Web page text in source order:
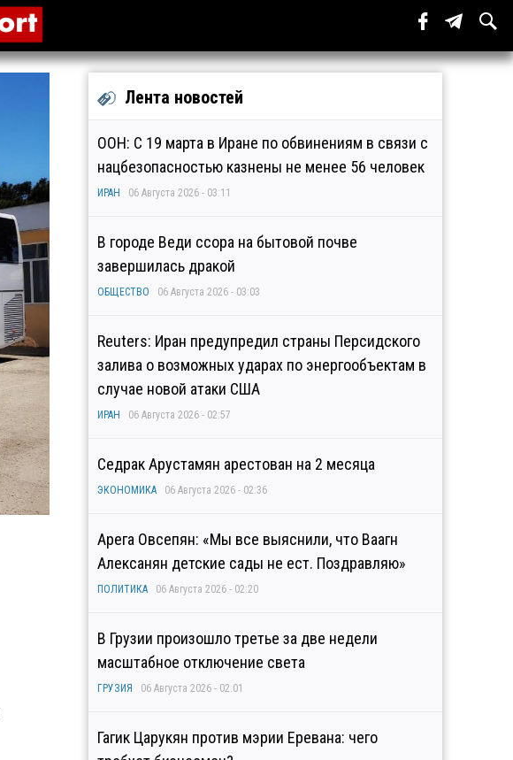
Лента новостей
ООН: С 19 марта в Иране по обвинениям в связи с
нацбезопасностью казнены не менее 56 человек
ИРАН 06 Августа 2026 - 03:11
В городе Веди ссора на бытовой почве
завершилась дракой
ОБЩЕСТВО 06 Августа 2026 - 03:03
Reuters: Иран предупредил страны Персидского
залива о возможных ударах по энергообъектам в
случае новой атаки США
ИРАН 06 Августа 2026 - 02:57
Седрак Арустамян арестован на 2 месяца
ЭКОНОМИКА 06 Августа 2026 - 02:36
Арега Овсепян: «Мы все выяснили, что Ваагн
Алексанян детские сады не ест. Поздравляю»
ПОЛИТИКА 06 Августа 2026 - 02:20
В Грузии произошло третье за две недели
масштабное отключение света
ГРУЗИЯ 06 Августа 2026 - 02:01
Гагик Царукян против мэрии Еревана: чего